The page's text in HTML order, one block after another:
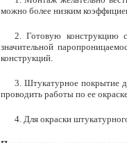
можно более низким
2. Готовую конструкцию
значительной
конструкций.
3. Штукатурное покрытие
проводить работы по ее
4. Для окраски